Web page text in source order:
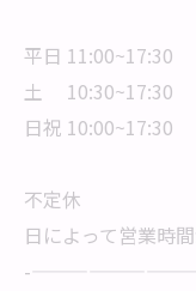
平日 11:00~17:30
土 10:30~17:30
日祝 10:00~17:30
不定休
日によって営業時
-